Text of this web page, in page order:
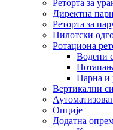
Реторта за
Директна
Реторта за
Пилотски
Ротациона
Водени
Парна и
Вертикални
Опције
Додатна